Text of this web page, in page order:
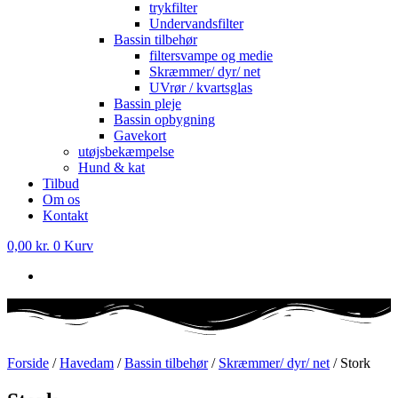
trykfilter
Undervandsfilter
Bassin tilbehør
filtersvampe og medie
Skræmmer/ dyr/ net
UVrør / kvartsglas
Bassin pleje
Bassin opbygning
Gavekort
utøjsbekæmpelse
Hund & kat
Tilbud
Om os
Kontakt
0,00 kr. 0 Kurv
Forside /Havedam /Bassin tilbehør/ Skræmmer/ dyr/ net / Stork